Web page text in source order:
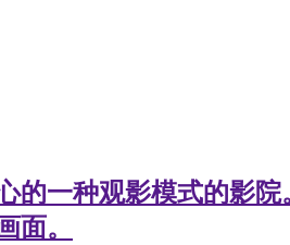
一种观影模式的影
面。